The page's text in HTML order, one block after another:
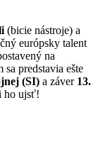
(bicie nástroje) a
európsky talent
na
predstavia ešte
(SI) a záver 13.
ho ujsť!